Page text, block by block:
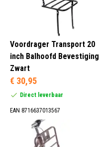
24 Inch (2)
22 Inch (1)
Blauw (3)
Groen (1)
Roze (1)
Turquoise (1)
Voordrager Transport 20
inch Balhoofd Bevestiging
Zwart
€ 30,95
Direct leverbaar
EAN 8716637013567